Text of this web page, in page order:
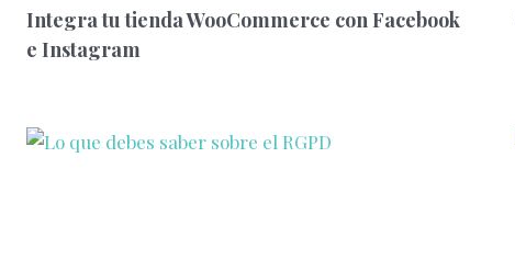
Integra tu tienda WooCommerce con Facebook
e Instagram